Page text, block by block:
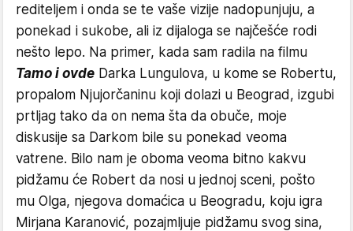
rediteljem i onda se te vaše vizije nadopunjuju, a
ponekad i sukobe, ali iz dijaloga se najčešće rodi
nešto lepo. Na primer, kada sam radila na filmu
Tamo i ovde Darka Lungulova, u kome se Robertu,
propalom Njujorčaninu koji dolazi u Beograd, izgubi
prtljag tako da on nema šta da obuče, moje
diskusije sa Darkom bile su ponekad veoma
vatrene. Bilo nam je oboma veoma bitno kakvu
pidžamu će Robert da nosi u jednoj sceni, pošto
mu Olga, njegova domaćica u Beogradu, koju igra
Mirjana Karanović, pozajmljuje pidžamu svog sina,